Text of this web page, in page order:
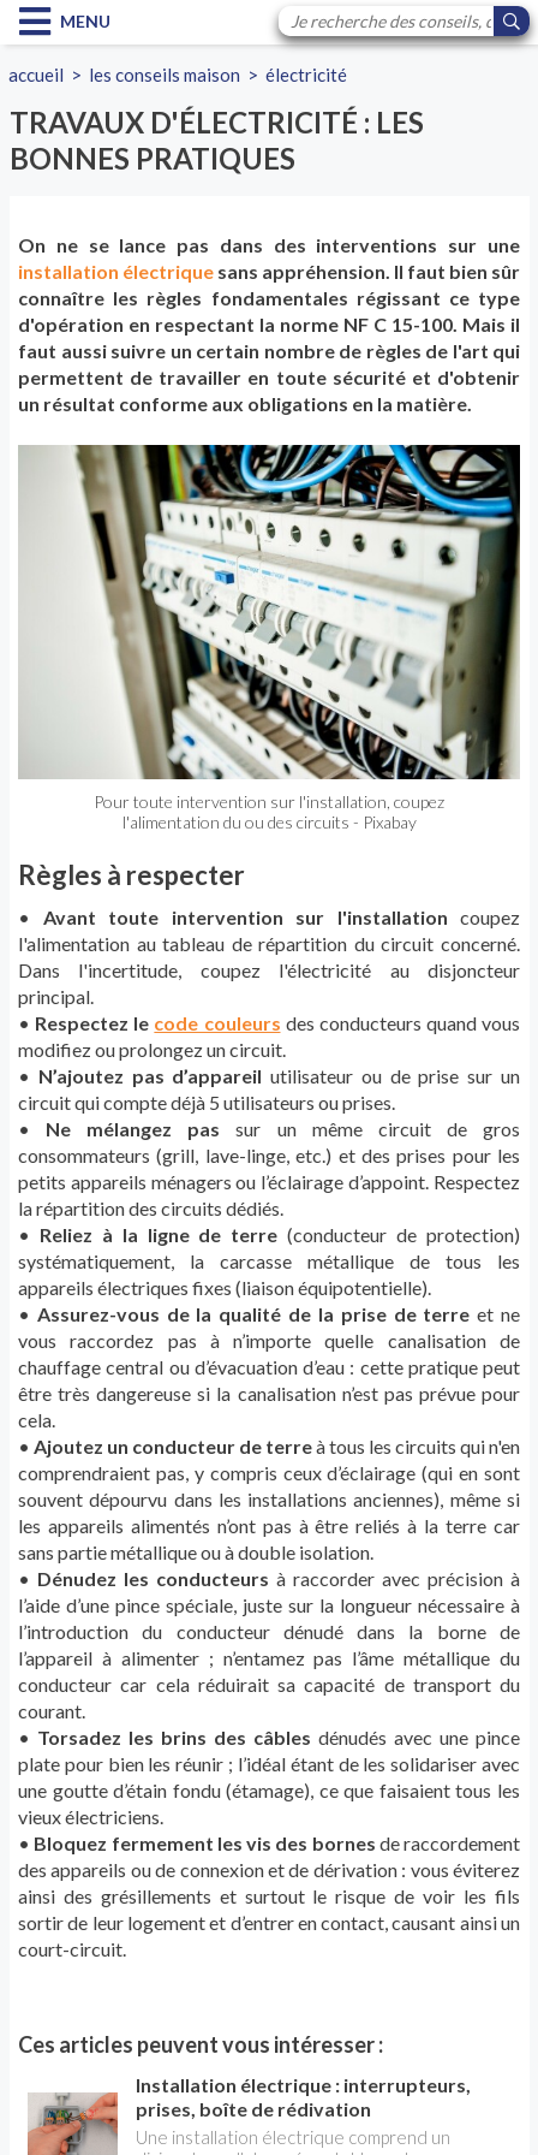
MENU
accueil > les conseils maison >électricité
TRAVAUX D'ÉLECTRICITÉ : LES
BONNES PRATIQUES
On ne se lance pas dans des interventions sur une
installation électrique sans appréhension. Il faut bien sûr
connaître les règles fondamentales régissant ce type
d'opération en respectant la norme NF C 15-100. Mais il
faut aussi suivre un certain nombre de règles de l'art qui
permettent de travailler en toute sécurité et d'obtenir
un résultat conforme aux obligations en la matière.
Pour toute intervention sur l'installation, coupez
l'alimentation du ou des circuits - Pixabay
Règles à respecter
• Avant toute intervention sur l'installation coupez
l'alimentation au tableau de répartition du circuit concerné.
Dans l'incertitude, coupez l'électricité au disjoncteur
principal.
• Respectez le code couleurs des conducteurs quand vous
modifiez ou prolongez un circuit.
• N’ajoutez pas d’appareil utilisateur ou de prise sur un
circuit qui compte déjà 5 utilisateurs ou prises.
• Ne mélangez pas sur un même circuit de gros
consommateurs (grill, lave-linge, etc.) et des prises pour les
petits appareils ménagers ou l’éclairage d’appoint. Respectez
la répartition des circuits dédiés.
• Reliez à la ligne de terre (conducteur de protection)
systématiquement, la carcasse métallique de tous les
appareils électriques fixes (liaison équipotentielle).
• Assurez-vous de la qualité de la prise de terre et ne
vous raccordez pas à n’importe quelle canalisation de
chauffage central ou d’évacuation d’eau : cette pratique peut
être très dangereuse si la canalisation n’est pas prévue pour
cela.
• Ajoutez un conducteur de terreà tous les circuits qui n'en
comprendraient pas, y compris ceux d’éclairage (qui en sont
souvent dépourvu dans les installations anciennes), même si
les appareils alimentés n’ont pas à être reliés à la terre car
sans partie métallique ou à double isolation.
• Dénudez les conducteurs à raccorder avec précision à
l’aide d’une pince spéciale, juste sur la longueur nécessaire à
l’introduction du conducteur dénudé dans la borne de
l’appareil à alimenter ; n’entamez pas l’âme métallique du
conducteur car cela réduirait sa capacité de transport du
courant.
• Torsadez les brins des câbles dénudés avec une pince
plate pour bien les réunir ; l’idéal étant de les solidariser avec
une goutte d’étain fondu (étamage), ce que faisaient tous les
vieux électriciens.
• Bloquez fermement les vis des bornes de raccordement
des appareils ou de connexion et de dérivation : vous éviterez
ainsi des grésillements et surtout le risque de voir les fils
sortir de leur logement et d’entrer en contact, causant ainsi un
court-circuit.
Ces articles peuvent vous intéresser :
Installation électrique : interrupteurs,
prises, boîte de rédivation
Une installation électrique comprend un